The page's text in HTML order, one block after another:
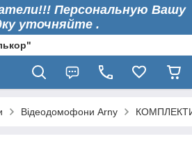
Персональную Вашу
уточняйте .
Відеодомофони Arny